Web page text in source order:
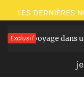
Passer
au
contenu
LES DERNIÈRES
Exclusifvoyage dans